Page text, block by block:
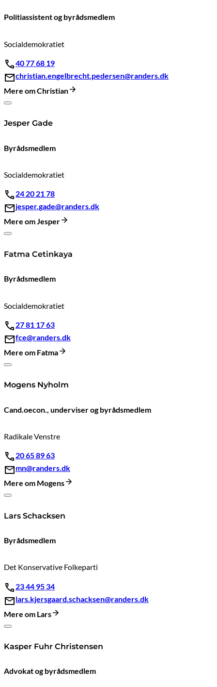
Politiassistent og byrådsmedlem
Socialdemokratiet
40 77 68 19
christian.engelbrecht.pedersen@randers.dk
Mere om Christian
Jesper Gade
Byrådsmedlem
Socialdemokratiet
24 20 21 78
jesper.gade@randers.dk
Mere om Jesper
Fatma Cetinkaya
Byrådsmedlem
Socialdemokratiet
27 81 17 63
fce@randers.dk
Mere om Fatma
Mogens Nyholm
Cand.oecon., underviser og byrådsmedlem
Radikale Venstre
20 65 89 63
mn@randers.dk
Mere om Mogens
Lars Schacksen
Byrådsmedlem
Det Konservative Folkeparti
23 44 95 34
lars.kjersgaard.schacksen@randers.dk
Mere om Lars
Kasper Fuhr Christensen
Advokat og byrådsmedlem